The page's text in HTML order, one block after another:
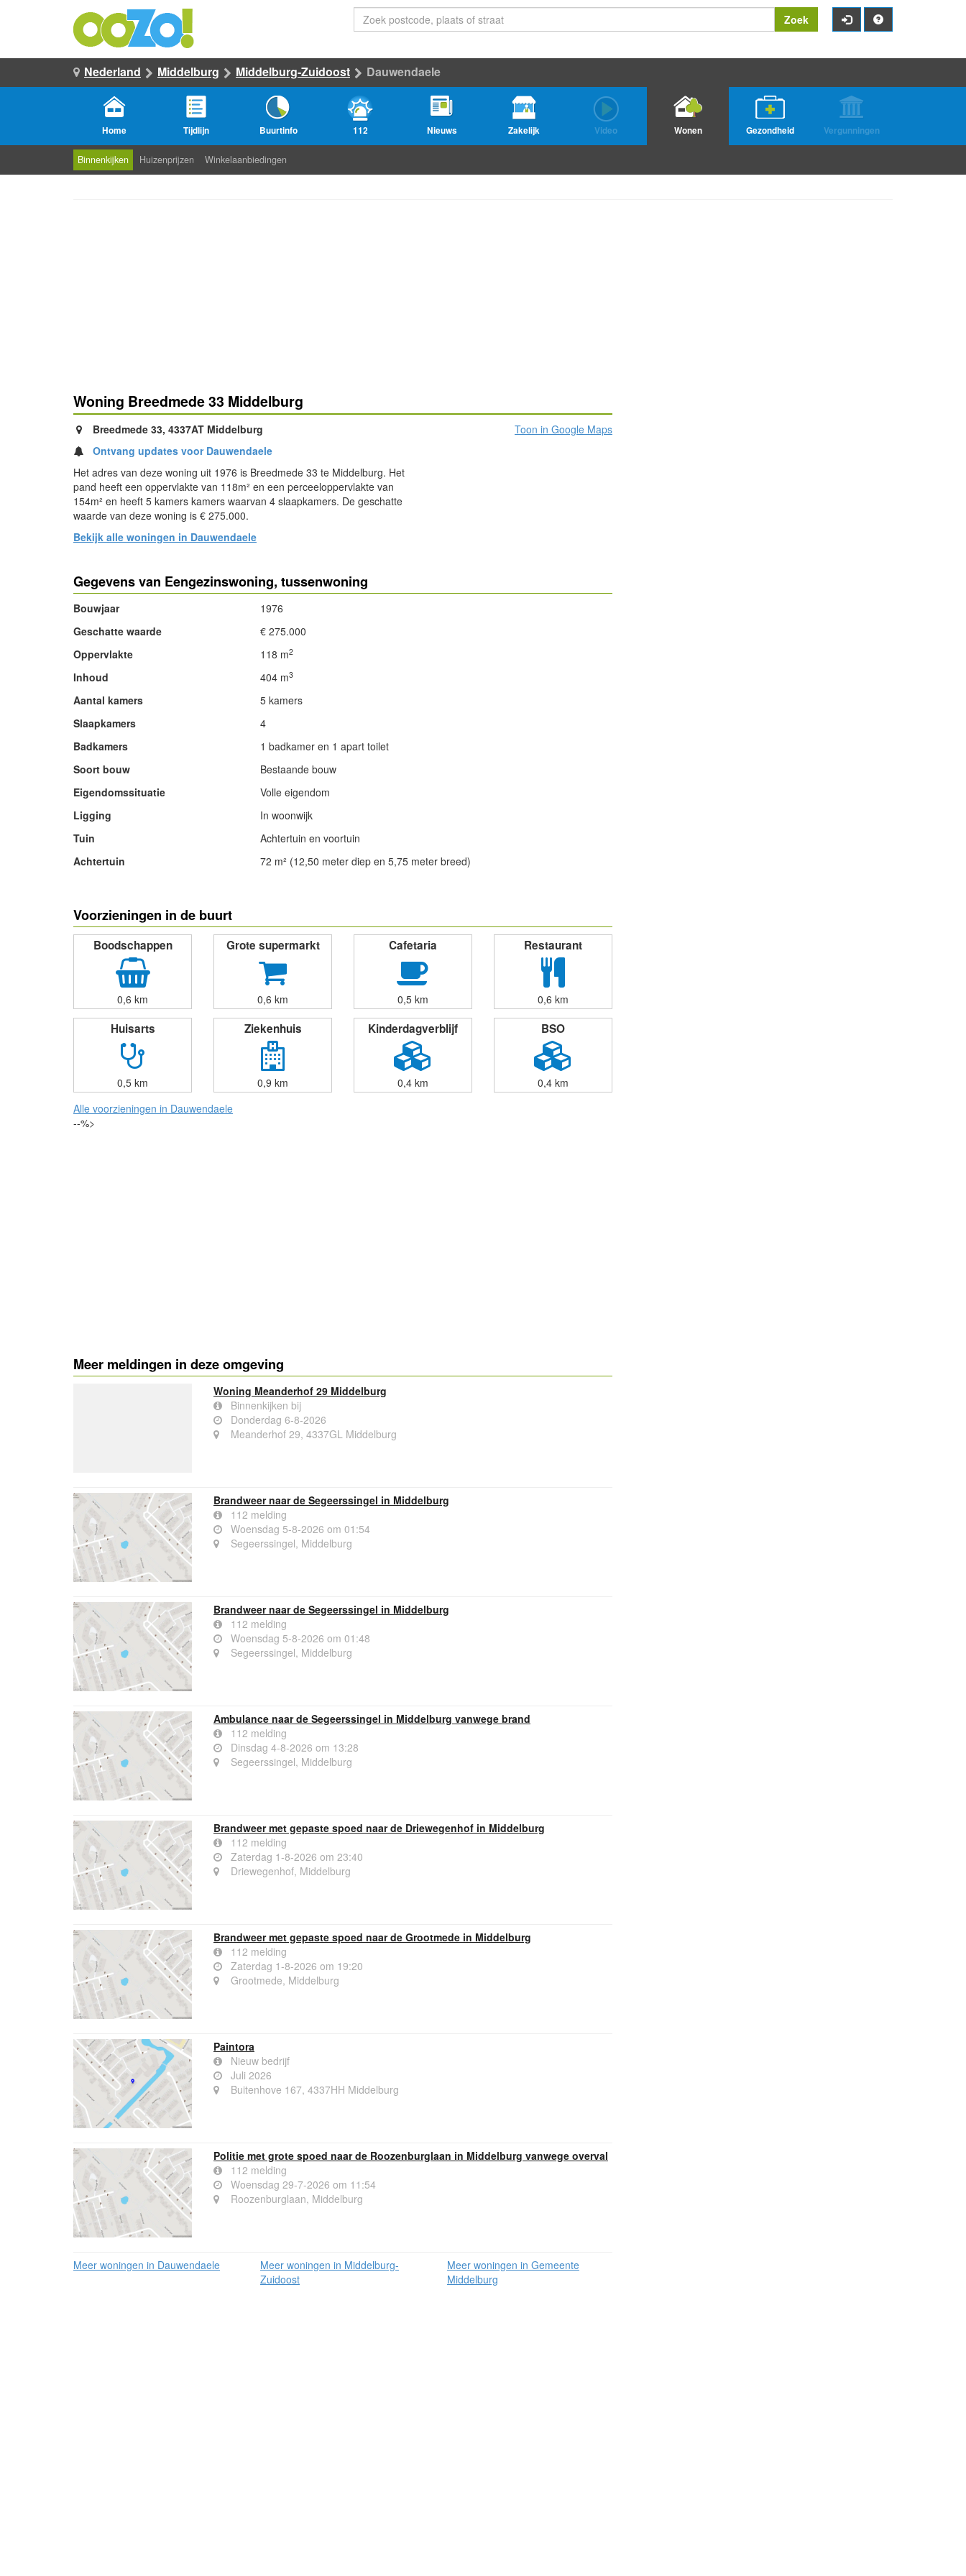
Zoek
Nederland Middelburg Middelburg-Zuidoost Dauwendaele
Home Tijdlijn Buurtinfo 112 Nieuws Zakelijk Video Wonen Gezondheid Vergunningen
Binnenkijken Huizenprijzen Winkelaanbiedingen
Woning Breedmede 33 Middelburg
Breedmede 33, 4337AT Middelburg
Ontvang updates voor Dauwendaele
Het adres van deze woning uit 1976 is Breedmede 33 te Middelburg. Het
pand heeft een oppervlakte van 118m² en een perceeloppervlakte van
154m² en heeft 5 kamers kamers waarvan 4 slaapkamers. De geschatte
waarde van deze woning is € 275.000.
Bekijk alle woningen in Dauwendaele
Toon in Google Maps
Gegevens van Eengezinswoning, tussenwoning
Bouwjaar
1976
Geschatte waarde
€ 275.000
Oppervlakte
118 m2
Inhoud 404 m3
Aantal kamers
5 kamers
Slaapkamers
4
Badkamers
1 badkamer en 1 apart toilet
Soort bouw
Bestaande bouw
Eigendomssituatie
Volle eigendom
Ligging
In woonwijk
Tuin
Achtertuin en voortuin
Achtertuin
72 m² (12,50 meter diep en 5,75 meter breed)
Voorzieningen in de buurt
Boodschappen
0,6 km
Grote supermarkt
0,6 km
Cafetaria
0,5 km
Restaurant
0,6 km
Huisarts
0,5 km
Ziekenhuis
0,9 km
Kinderdagverblijf
0,4 km
BSO
0,4 km
Alle voorzieningen in Dauwendaele
--%>
Meer meldingen in deze omgeving
Woning Meanderhof 29 Middelburg
Binnenkijken bij
Donderdag 6-8-2026
Meanderhof 29, 4337GL Middelburg
Brandweer naar de Segeerssingel in Middelburg
112 melding
Woensdag 5-8-2026 om 01:54
Segeerssingel, Middelburg
Brandweer naar de Segeerssingel in Middelburg
112 melding
Woensdag 5-8-2026 om 01:48
Segeerssingel, Middelburg
Ambulance naar de Segeerssingel in Middelburg vanwege brand
112 melding
Dinsdag 4-8-2026 om 13:28
Segeerssingel, Middelburg
Brandweer met gepaste spoed naar de Driewegenhof in Middelburg
112 melding
Zaterdag 1-8-2026 om 23:40
Driewegenhof, Middelburg
Brandweer met gepaste spoed naar de Grootmede in Middelburg
112 melding
Zaterdag 1-8-2026 om 19:20
Grootmede, Middelburg
Paintora
Nieuw bedrijf
Juli 2026
Buitenhove 167, 4337HH Middelburg
Politie met grote spoed naar de Roozenburglaan in Middelburg vanwege overval
112 melding
Woensdag 29-7-2026 om 11:54
Roozenburglaan, Middelburg
Meer woningen in Dauwendaele
Meer woningen in Middelburg-
Zuidoost
Meer woningen in Gemeente
Middelburg